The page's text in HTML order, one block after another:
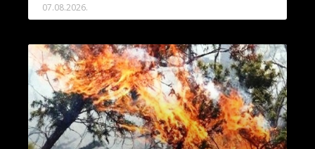
07.08.2026.